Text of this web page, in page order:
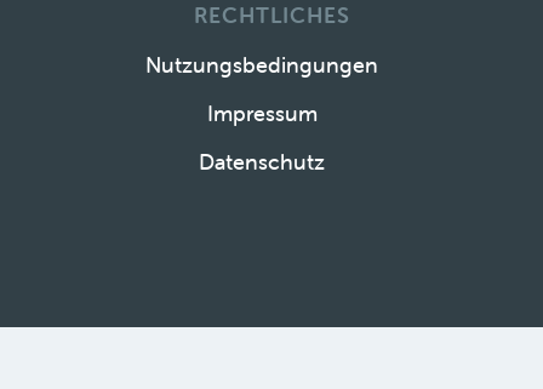
RECHTLICHES
Nutzungsbedingungen
Impressum
Datenschutz